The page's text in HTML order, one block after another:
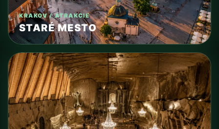
KRAKOV / ATRAKCIE
STARÉ MESTO